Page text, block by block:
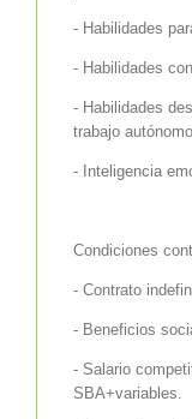
- Habilidades
- Habilidades
- Habilidades
trabajo
- Inteligencia
Condiciones
- Contrato
- Beneficios
- Salario
SBA+variables.